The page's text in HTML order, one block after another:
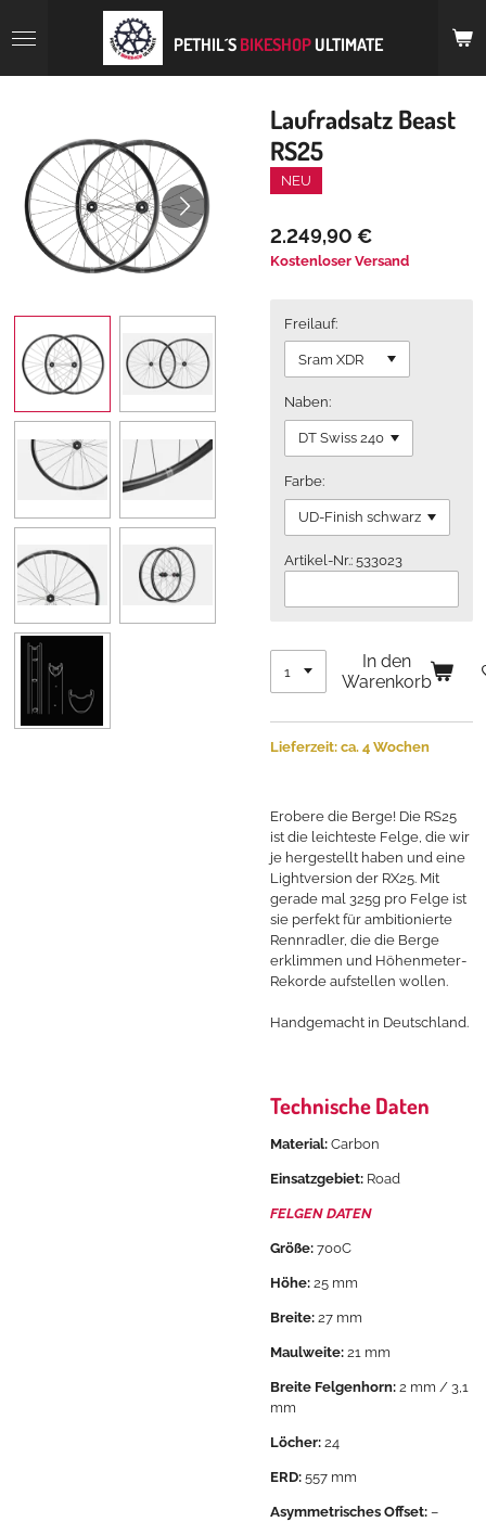
Hauptinhalt
PETHIL´S BIKESHOP ULTIMATE
Laufradsatz Beast
RS25
NEU
2.249,90 €
Kostenloser Versand
Freilauf:
Naben:
Farbe:
Artikel-Nr.: 533023
In den
Warenkorb
Lieferzeit: ca. 4 Wochen
Erobere die Berge! Die RS25
ist die leichteste Felge, die wir
je hergestellt haben und eine
Lightversion der RX25. Mit
gerade mal 325g pro Felge ist
sie perfekt für ambitionierte
Rennradler, die die Berge
erklimmen und Höhenmeter-
Rekorde aufstellen wollen.
Handgemacht in Deutschland.
Technische Daten
Material: Carbon
Einsatzgebiet: Road
FELGEN DATEN
Größe: 700C
Höhe: 25 mm
Breite: 27 mm
Maulweite: 21 mm
Breite Felgenhorn: 2 mm / 3,1
mm
Löcher: 24
ERD: 557 mm
Asymmetrisches Offset: –